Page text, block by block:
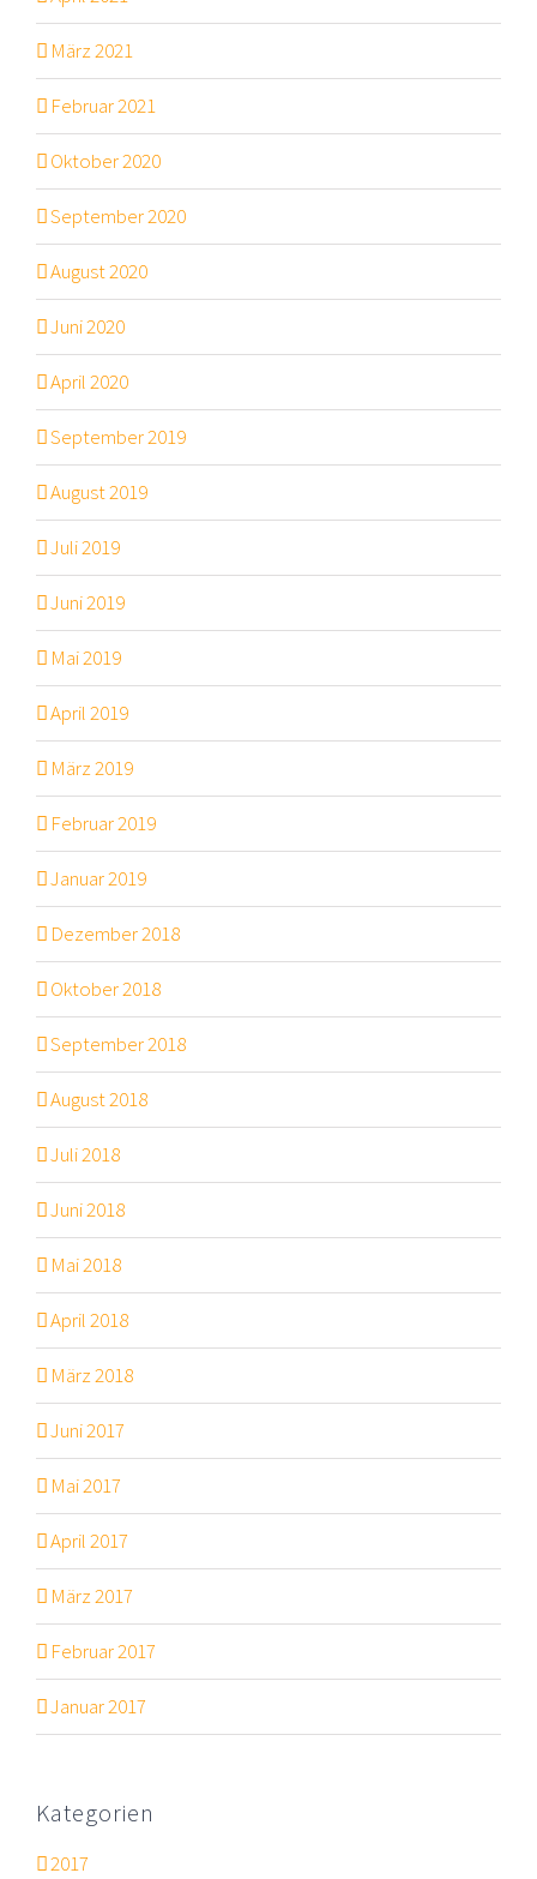
März 2021
Februar 2021
Oktober 2020
September 2020
August 2020
Juni 2020
April 2020
September 2019
August 2019
Juli 2019
Juni 2019
Mai 2019
April 2019
März 2019
Februar 2019
Januar 2019
Dezember 2018
Oktober 2018
September 2018
August 2018
Juli 2018
Juni 2018
Mai 2018
April 2018
März 2018
Juni 2017
Mai 2017
April 2017
März 2017
Februar 2017
Januar 2017
Kategorien
2017